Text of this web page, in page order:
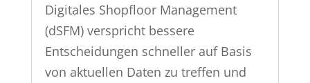
Digitales Shopfloor Management
(dSFM) verspricht bessere
Entscheidungen schneller auf Basis
von aktuellen Daten zu treffen und